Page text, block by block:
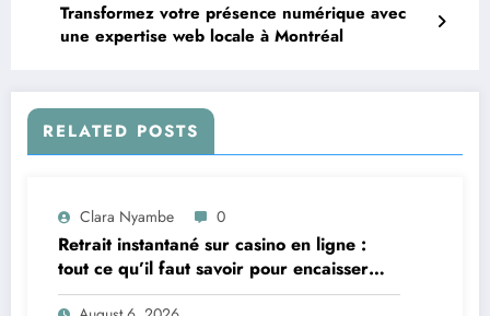
Transformez votre présence numérique avec
une expertise web locale à Montréal
RELATED POSTS
Clara Nyambe 0
Retrait instantané sur casino en ligne :
tout ce qu’il faut savoir pour encaisser
vite et sereinement